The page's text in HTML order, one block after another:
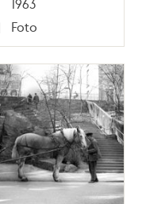
1963
Foto